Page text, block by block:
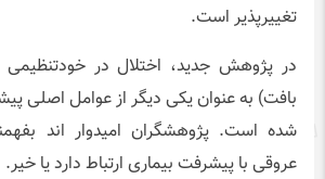
تغییرپذیر است.
در پژوهش جدید، اختلال در
بافت) به‌ عنوان یکی دیگر از عوامل اصلی
شده است. پژوهشگران امیدوار اند
عروقی با پیشرفت بیماری ارتباط دارد یا خیر.